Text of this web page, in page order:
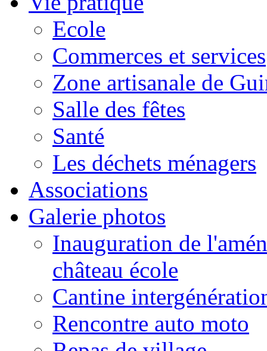
Ecole
Commerces et services
Zone artisanale de
Salle des fêtes
Santé
Les déchets ménagers
Associations
Galerie photos
Inauguration de
château école
Cantine
Rencontre auto moto